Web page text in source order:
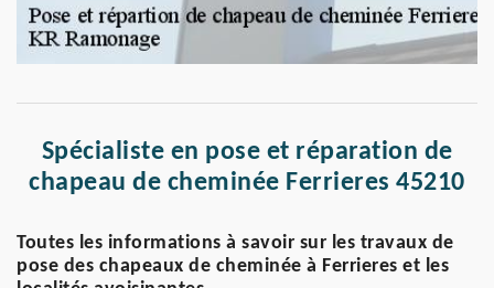
Spécialiste en pose et réparation de
chapeau de cheminée Ferrieres 45210
Toutes les informations à savoir sur les travaux de
pose des chapeaux de cheminée à Ferrieres et les